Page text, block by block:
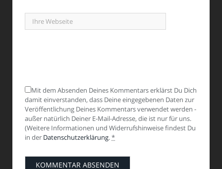
Mit dem Absenden Deines Kommentars erklärst Du Dich
damit einverstanden, dass Deine eingegebenen Daten zur
Veröffentlichung Deines Kommentars verwendet werden -
außer natürlich Deiner E-Mail-Adresse, die ist nur für uns.
(Weitere Informationen und Widerrufshinweise findest Du
in der Datenschutzerklärung.*